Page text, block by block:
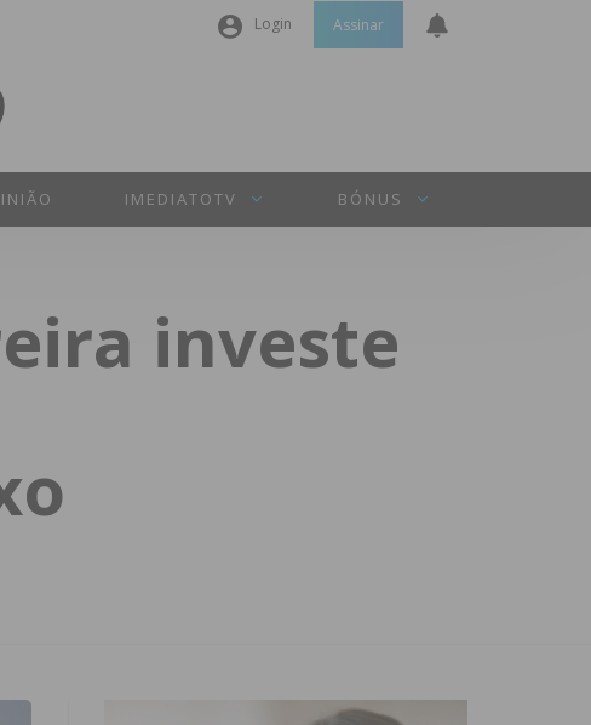
Login
Senha
INICIAR SESSÃO
Assinar
IMEDIATOTV BÓNUS
investe